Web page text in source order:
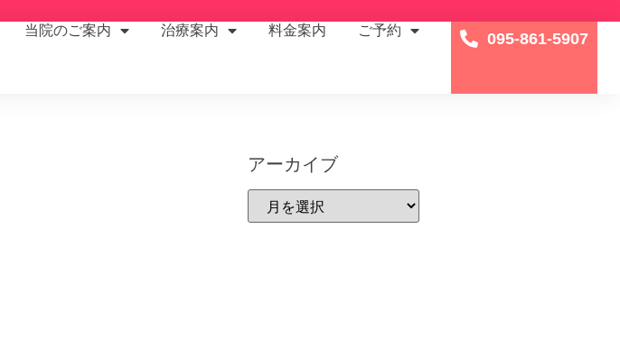
095-861-5907
当院のご案内 治療案内 料金案内 ご予約
アーカイブ